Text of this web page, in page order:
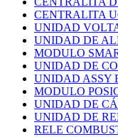
CENTRALITA
UNIDAD
UNIDAD DE
MODULO
UNIDAD DE
UNIDAD ASSY
MODULO
UNIDAD DE
UNIDAD DE
RELE